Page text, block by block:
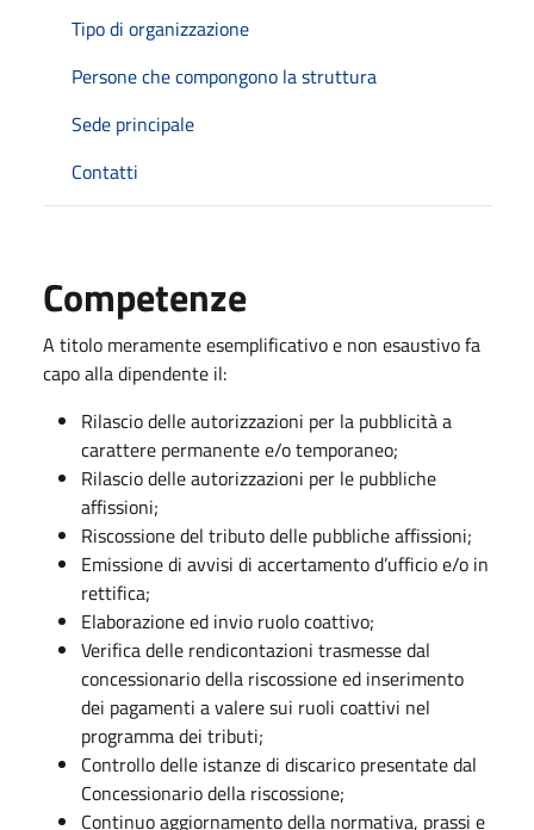
Tipo di organizzazione
Persone che compongono la struttura
Sede principale
Contatti
Competenze
A titolo meramente esemplificativo e non esaustivo fa
capo alla dipendente il:
Rilascio delle autorizzazioni per la pubblicità a
carattere permanente e/o temporaneo;
Rilascio delle autorizzazioni per le pubbliche
affissioni;
Riscossione del tributo delle pubbliche affissioni;
Emissione di avvisi di accertamento d’ufficio e/o in
rettifica;
Elaborazione ed invio ruolo coattivo;
Verifica delle rendicontazioni trasmesse dal
concessionario della riscossione ed inserimento
dei pagamenti a valere sui ruoli coattivi nel
programma dei tributi;
Controllo delle istanze di discarico presentate dal
Concessionario della riscossione;
Continuo aggiornamento della normativa, prassi e